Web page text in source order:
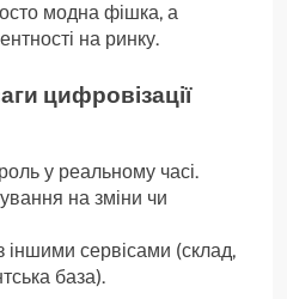
модна фішка, а
на ринку.
цифровізації
у реальному часі.
на зміни чи
іншими сервісами (склад,
база).